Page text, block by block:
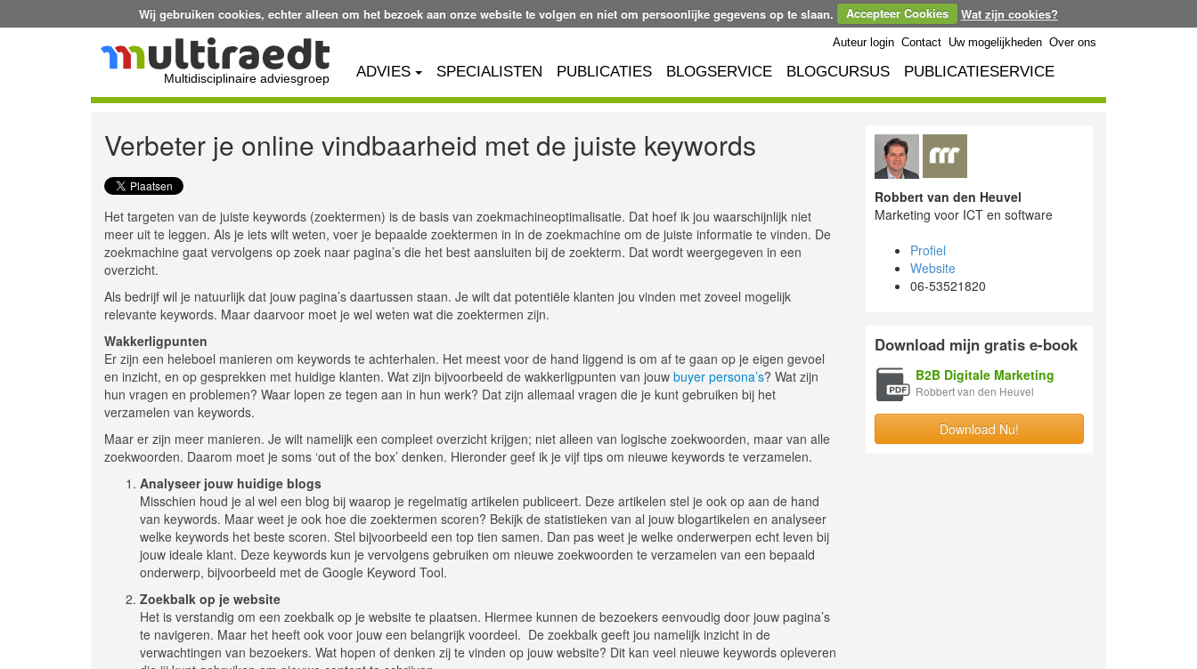
Wij gebruiken cookies, echter alleen om het bezoek aan onze website te volgen en niet om persoonlijke gegevens op te slaan. Accepteer Cookies Wat zijn cookies?
Multidisciplinaire adviesgroep
Auteur login Contact Uw mogelijkheden Over ons
ADVIES SPECIALISTEN PUBLICATIES BLOGSERVICE BLOGCURSUS PUBLICATIESERVICE
Verbeter je online vindbaarheid met de juiste keywords
Het targeten van de juiste keywords (zoektermen) is de basis van zoekmachineoptimalisatie. Dat hoef ik jou waarschijnlijk niet
meer uit te leggen. Als je iets wilt weten, voer je bepaalde zoektermen in in de zoekmachine om de juiste informatie te vinden. De
zoekmachine gaat vervolgens op zoek naar pagina’s die het best aansluiten bij de zoekterm. Dat wordt weergegeven in een
overzicht.
Als bedrijf wil je natuurlijk dat jouw pagina’s daartussen staan. Je wilt dat potentiële klanten jou vinden met zoveel mogelijk
relevante keywords. Maar daarvoor moet je wel weten wat die zoektermen zijn.
Wakkerligpunten
Er zijn een heleboel manieren om keywords te achterhalen. Het meest voor de hand liggend is om af te gaan op je eigen gevoel
en inzicht, en op gesprekken met huidige klanten. Wat zijn bijvoorbeeld de wakkerligpunten van jouw buyer persona’s? Wat zijn
hun vragen en problemen? Waar lopen ze tegen aan in hun werk? Dat zijn allemaal vragen die je kunt gebruiken bij het
verzamelen van keywords.
Maar er zijn meer manieren. Je wilt namelijk een compleet overzicht krijgen; niet alleen van logische zoekwoorden, maar van alle
zoekwoorden. Daarom moet je soms ‘out of the box’ denken. Hieronder geef ik je vijf tips om nieuwe keywords te verzamelen.
Analyseer jouw huidige blogs
Misschien houd je al wel een blog bij waarop je regelmatig artikelen publiceert. Deze artikelen stel je ook op aan de hand
van keywords. Maar weet je ook hoe die zoektermen scoren? Bekijk de statistieken van al jouw blogartikelen en analyseer
welke keywords het beste scoren. Stel bijvoorbeeld een top tien samen. Dan pas weet je welke onderwerpen echt leven bij
jouw ideale klant. Deze keywords kun je vervolgens gebruiken om nieuwe zoekwoorden te verzamelen van een bepaald
onderwerp, bijvoorbeeld met de Google Keyword Tool.
Zoekbalk op je website
Het is verstandig om een zoekbalk op je website te plaatsen. Hiermee kunnen de bezoekers eenvoudig door jouw pagina’s
te navigeren. Maar het heeft ook voor jouw een belangrijk voordeel. De zoekbalk geeft jou namelijk inzicht in de
verwachtingen van bezoekers. Wat hopen of denken zij te vinden op jouw website? Dit kan veel nieuwe keywords opleveren
Robbert van den Heuvel
Marketing voor ICT en software
Profiel
Website
06-53521820
Download mijn gratis e-book
B2B Digitale Marketing
Robbert van den Heuvel
Download Nu!